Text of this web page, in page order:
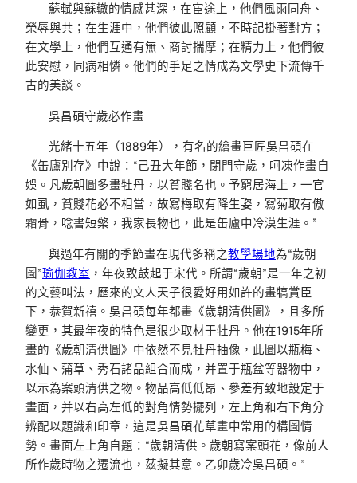
蘇軾與蘇轍的情感甚深，在宦途上，他們風雨同舟、
榮辱與共；在生涯中，他們彼此照顧，不時記掛著對方；
在文學上，他們互通有無、商討揣摩；在精力上，他們彼
此安慰，同病相憐。他們的手足之情成為文學史下流傳千
古的美談。
吳昌碩守歲必作畫
光緒十五年（1889年），有名的繪畫巨匠吳昌碩在
《缶廬別存》中說：“己丑大年節，閉門守歲，呵凍作畫自
娛。凡歲朝圖多畫牡丹，以貧賤名也。予窮居海上，一官
如虱，貧賤花必不相當，故寫梅取有降生姿，寫菊取有傲
霜骨，唸書短檠，我家長物也，此是缶廬中冷漠生涯。”
與過年有關的季節畫在現代多稱之教學場地為“歲朝
圖”瑜伽教室 ，年夜致鼓起于宋代。所謂“歲朝”是一年之初
的文藝叫法，歷來的文人天子很愛好用如許的畫犒賞臣
下，恭賀新禧。吳昌碩每年都畫《歲朝清供圖》，且多所
變更，其最年夜的特色是很少取材于牡丹。他在1915年所
畫的《歲朝清供圖》中依然不見牡丹抽像，此圖以瓶梅、
水仙、蒲草、秀石諸品組合而成，并置于瓶盆等器物中，
以示為案頭清供之物。物品高低低昂、參差有致地設定于
畫面，并以右高左低的對角情勢擺列，左上角和右下角分
辨配以題識和印章，這是吳昌碩花草畫中常用的構圖情
勢。畫面左上角自題：“歲朝清供。歲朝寫案頭花，像前人
所作歲時物之遷流也，茲擬其意。乙卯歲冷吳昌碩。”